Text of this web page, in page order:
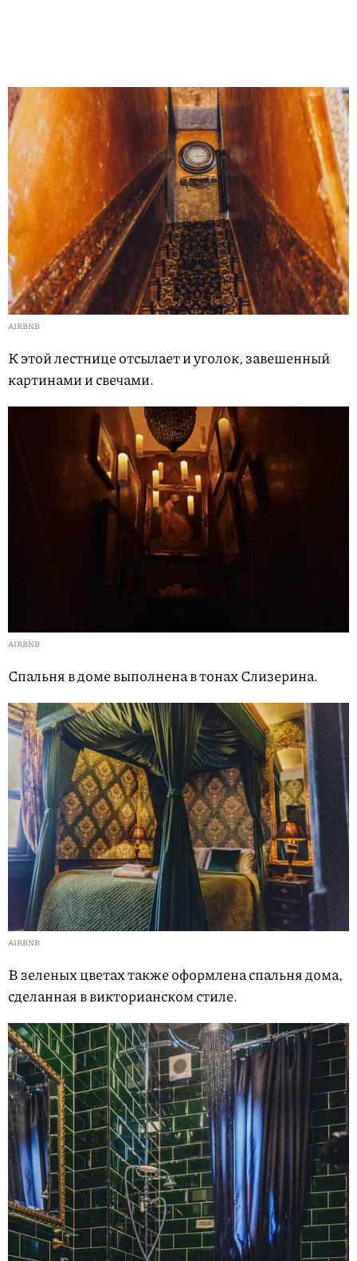
AIRBNB
К этой лестнице отсылает и уголок, завешенный
картинами и свечами.
AIRBNB
Спальня в доме выполнена в тонах Слизерина.
AIRBNB
В зеленых цветах также оформлена спальня дома,
сделанная в викторианском стиле.